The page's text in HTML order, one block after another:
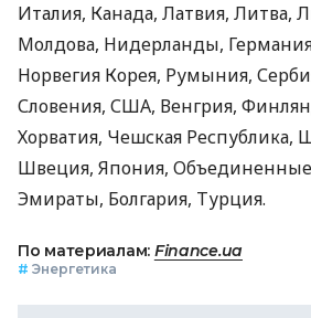
Италия, Канада, Латвия, Литва,
Молдова, Нидерланды,
Норвегия Корея, Румыния,
Словения, США, Венгрия,
Хорватия, Чешская Республика,
Швеция, Япония, Объединенные
Эмираты, Болгария, Турция.
По материалам: Finance.ua
# Энергетика